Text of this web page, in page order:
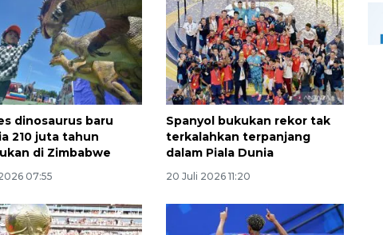
dinosaurus baru
210 juta tahun
di Zimbabwe
07:55
Spanyol bukukan rekor tak
terkalahkan terpanjang
dalam Piala Dunia
20 Juli 2026 11:20